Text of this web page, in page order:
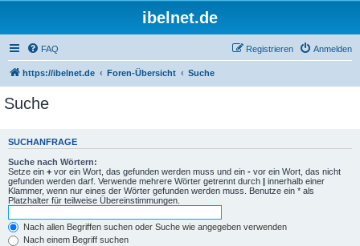
ibelnet.de
FAQ Anmelden
Registrieren
https://ibelnet.de Foren-Übersicht Suche
Suche
SUCHANFRAGE
Suche nach Wörtern:
Setze ein + vor ein Wort, das gefunden werden muss und ein - vor ein Wort, das nicht
gefunden werden darf. Verwende mehrere Wörter getrennt durch | innerhalb einer
Klammer, wenn nur eines der Wörter gefunden werden muss. Benutze ein * als
Platzhalter für teilweise Übereinstimmungen.
Nach allen Begriffen suchen oder Suche wie angegeben verwenden
Nach einem Begriff suchen